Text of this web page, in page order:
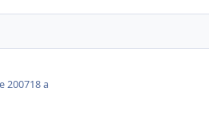
200718 a